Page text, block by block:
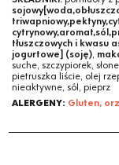
tłuszczowych i kwasu
jogurtowe] (soję),
suche, szczypiorek,
pietruszka liście, olej
nieaktywne, sól, pieprz
ALERGENY: Gluten,